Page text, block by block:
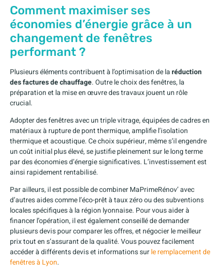
Comment maximiser ses
économies d’énergie grâce à un
changement de fenêtres
performant ?
Plusieurs éléments contribuent à l’optimisation de laréduction
des factures de chauffage. Outre le choix des fenêtres, la
préparation et la mise en œuvre des travaux jouent un rôle
crucial.
Adopter des fenêtres avec un triple vitrage, équipées de cadres en
matériaux à rupture de pont thermique, amplifie l’isolation
thermique et acoustique. Ce choix supérieur, même s’il engendre
un coût initial plus élevé, se justifie pleinement sur le long terme
par des économies d’énergie significatives. L’investissement est
ainsi rapidement rentabilisé.
Par ailleurs, il est possible de combiner MaPrimeRénov’ avec
d’autres aides comme l’éco-prêt à taux zéro ou des subventions
locales spécifiques à la région lyonnaise. Pour vous aider à
financer l’opération, il est également conseillé de demander
plusieurs devis pour comparer les offres, et négocier le meilleur
prix tout en s’assurant de la qualité. Vous pouvez facilement
accéder à différents devis et informations surle remplacement de
fenêtres à Lyon.